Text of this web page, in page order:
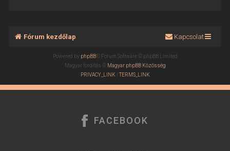
Fórum kezdőlap Kapcsolat
Powered by phpBB® Forum Software © phpBB Limited
Magyar fordítás © Magyar phpBB Közösség
PRIVACY_LINK |TERMS_LINK
FACEBOOK